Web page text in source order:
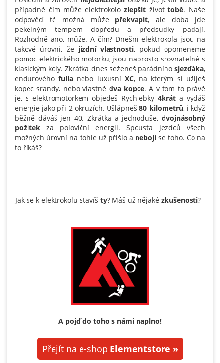
případně čím může elektrokolozlepšit živottobě. Naše
odpověď tě možná může překvapit, ale doba jde
pekelným tempem dopředu a předsudky padají.
Rozhodně ano, může. A čím? Dnešní elektrokola jsou na
takové úrovni, že jízdní vlastnosti, pokud opomeneme
pomoc elektrického motorku, jsou naprosto srovnatelné s
klasickým koly. Zkrátka dnes seženeš parádního sjezďáka,
endurového fullanebo luxusní XC, na kterým si užiješ
kopec srandy, nebo vlastně dva kopce. A v tom to právě
je, s elektromotorkem objedeš Rychlebky 4krát a vydáš
energie jako při 2 okruzích. Ušlápneš80 kilometrů, i když
běžně dáváš jen 40. Zkrátka a jednoduše, dvojnásobný
požitek za poloviční energii. Spousta jezdců všech
možných úrovní na tohle už přišlo a nebojíse toho. Co na
to říkáš?
Jak se k elektrokolu stavíš ty? Máš už nějaké zkušenosti?
A pojď do toho s námi naplno!
Přejít na e-shop Elementstore »